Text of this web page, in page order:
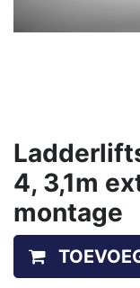
4, 3,1m
montage